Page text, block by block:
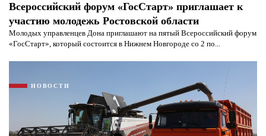
Всероссийский форум «ГосСтарт» приглашает к
участию молодежь Ростовской области
Молодых управленцев Дона приглашают на пятый Всероссийский форум
«ГосСтарт», который состоится в Нижнем Новгороде со 2 по...
НОВОСТИ
Я согласен сполитикой конфиденциальности и
защиты информации*
Я согласен с политикой конфиденциальности и
защиты информации*